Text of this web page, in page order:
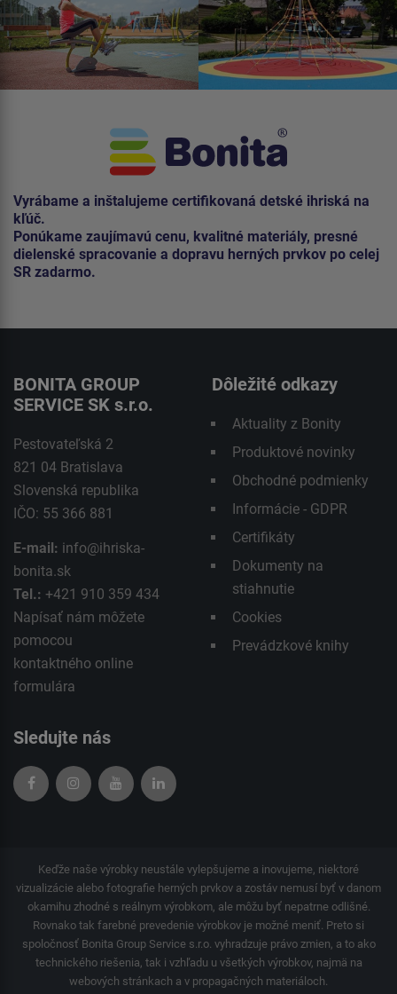
Vyrábame a inštalujeme certifikovaná detské ihriská na
kľúč.
Ponúkame zaujímavú cenu, kvalitné materiály, presné
dielenské spracovanie a dopravu herných prvkov po celej
SR zadarmo.
BONITA GROUP
SERVICE SK s.r.o.
Pestovateľská 2
821 04 Bratislava
Slovenská republika
IČO: 55 366 881
E-mail: info@ihriska-
bonita.sk
Tel.: +421 910 359 434
Napísať nám môžete
pomocou
kontaktného online
formulára
Dôležité odkazy
Aktuality z Bonity
Produktové novinky
Obchodné podmienky
Informácie - GDPR
Certifikáty
Dokumenty na
stiahnutie
Cookies
Prevádzkové knihy
Sledujte nás
Keďže naše výrobky neustále vylepšujeme a inovujeme, niektoré
vizualizácie alebo fotografie herných prvkov a zostáv nemusí byť v danom
okamihu zhodné s reálnym výrobkom, ale môžu byť nepatrne odlišné.
Rovnako tak farebné prevedenie výrobkov je možné meniť. Preto si
spoločnosť Bonita Group Service s.r.o. vyhradzuje právo zmien, a to ako
technického riešenia, tak i vzhľadu u všetkých výrobkov, najmä na
webových stránkach a v propagačných materiáloch.